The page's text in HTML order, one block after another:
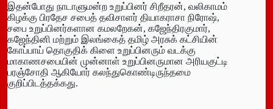
இதன்போது நாடாளுமன்ற உறுப்பினர் சிறீதரன், வலிகாமம்
கிழக்கு பிரதேச சபைத் தவிசாளர் தியாகராசா நிரோஷ்,
சபை உறுப்பினர்களான கமலறேகன், கஜேந்திரகுமார்,
கஜேந்தினி மற்றும் இலங்கைத் தமிழ் அரசுக் கட்சியின்
கோப்பாய் தொகுதிக் கிளை உறுப்பினரும் வடக்கு
மாகாணசபையின் முன்னாள் உறுப்பினருமான அரியகுட்டி
பரஞ்சோதி ஆகியோர் கலந்துகொண்டிருந்தமை
குறிப்பிடத்தக்கது.